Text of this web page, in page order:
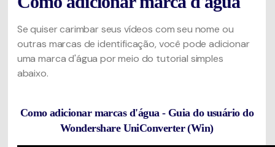
Se quiser carimbar seus vídeos com seu nome ou
outras marcas de identificação, você pode adicionar
uma marca d'água por meio do tutorial simples
abaixo.
Como adicionar marcas d'água - Guia do usuário do
Wondershare UniConverter (Win)